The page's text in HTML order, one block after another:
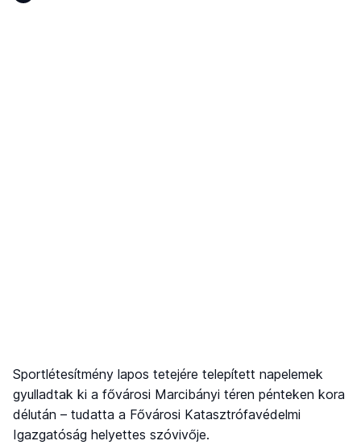
Sportlétesítmény lapos tetejére telepített napelemek
gyulladtak ki a fővárosi Marcibányi téren pénteken kora
délután – tudatta a Fővárosi Katasztrófavédelmi
Igazgatóság helyettes szóvivője.